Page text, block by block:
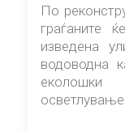
По
граѓаните
изведена
водоводна